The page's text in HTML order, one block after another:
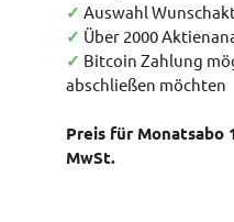
✓ Auswahl
✓ Über 2000
✓ Bitcoin Zahlung
abschließen möchten
Preis für Monatsabo
MwSt.